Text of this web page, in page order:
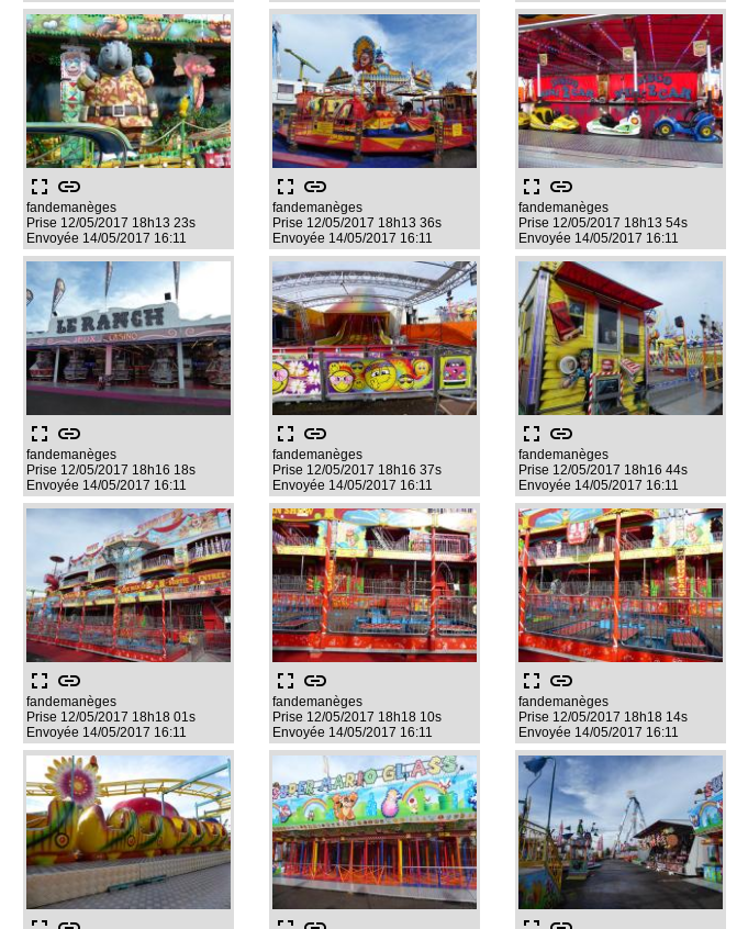
fullscreen link
fandemanèges
Prise 12/05/2017 18h13 23s
Envoyée 14/05/2017 16:11
fullscreen link
fandemanèges
Prise 12/05/2017 18h13 36s
Envoyée 14/05/2017 16:11
fullscreen link
fandemanèges
Prise 12/05/2017 18h13 54s
Envoyée 14/05/2017 16:11
fullscreen link
fandemanèges
Prise 12/05/2017 18h16 18s
Envoyée 14/05/2017 16:11
fullscreen link
fandemanèges
Prise 12/05/2017 18h16 37s
Envoyée 14/05/2017 16:11
fullscreen link
fandemanèges
Prise 12/05/2017 18h16 44s
Envoyée 14/05/2017 16:11
fullscreen link
fandemanèges
Prise 12/05/2017 18h18 01s
Envoyée 14/05/2017 16:11
fullscreen link
fandemanèges
Prise 12/05/2017 18h18 10s
Envoyée 14/05/2017 16:11
fullscreen link
fandemanèges
Prise 12/05/2017 18h18 14s
Envoyée 14/05/2017 16:11